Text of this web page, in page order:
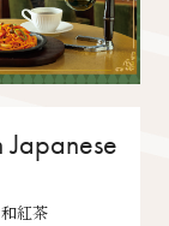
Japanese
紅茶